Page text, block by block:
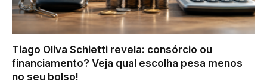
Tiago Oliva Schietti revela: consórcio ou
financiamento? Veja qual escolha pesa menos
no seu bolso!